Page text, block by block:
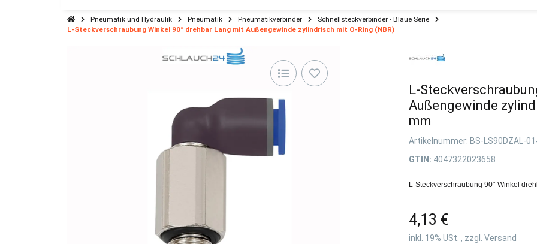
Pneumatik und Hydraulik Pneumatik Pneumatikverbinder
Schnellsteckverbinder - Blaue Serie
L-Steckverschraubung Winkel 90° drehbar Lang mit Außengewinde zylindrisch mit O-Ring (NBR)
L-
Außengewinde
mm
Artikelnummer: BS-LS90DZAL-
GTIN: 4047322023658
L-Steckverschraubung 90° Winkel
4,13 €
inkl. 19% USt. , zzgl. Versand